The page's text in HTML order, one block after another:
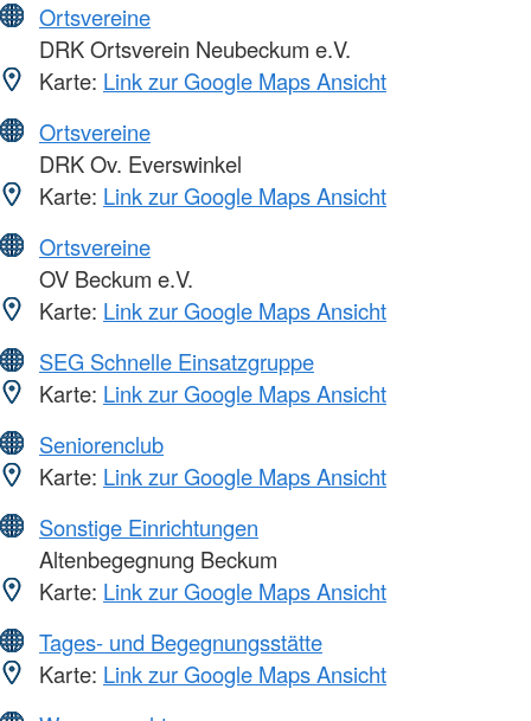
Ortsvereine
DRK Ortsverein Neubeckum e.V.
Karte: Link zur Google Maps Ansicht
Ortsvereine
DRK Ov. Everswinkel
Karte: Link zur Google Maps Ansicht
Ortsvereine
OV Beckum e.V.
Karte: Link zur Google Maps Ansicht
SEG Schnelle Einsatzgruppe
Karte: Link zur Google Maps Ansicht
Seniorenclub
Karte: Link zur Google Maps Ansicht
Sonstige Einrichtungen
Altenbegegnung Beckum
Karte: Link zur Google Maps Ansicht
Tages- und Begegnungsstätte
Karte: Link zur Google Maps Ansicht